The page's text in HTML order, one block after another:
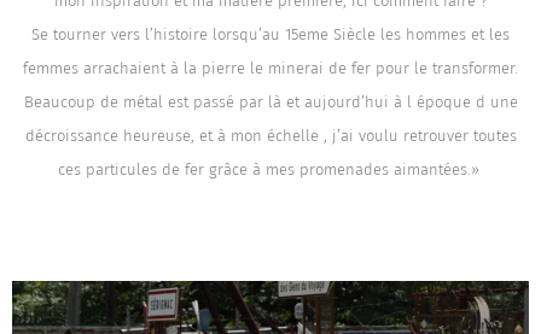
Se tourner vers l’histoire lorsqu’au 15eme Siècle les hommes et les
femmes arrachaient à la pierre le minerai de fer pour le transformer.
Beaucoup de métal est passé par là et aujourd’hui à l époque d une
décroissance heureuse, et à mon échelle , j’ai voulu retrouver toutes
ces particules de fer grâce à mes promenades aimantées.»